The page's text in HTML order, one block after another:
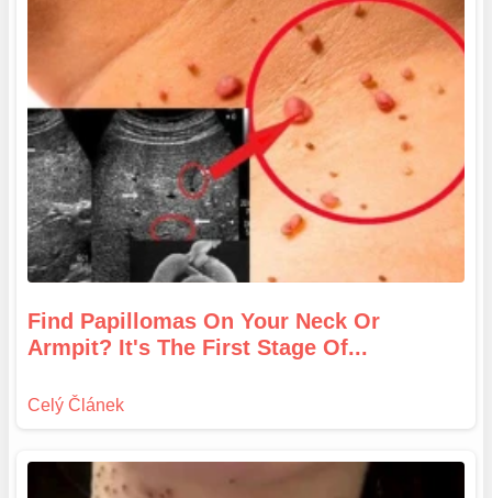
Find Papillomas On Your Neck Or
Armpit? It's The First Stage Of...